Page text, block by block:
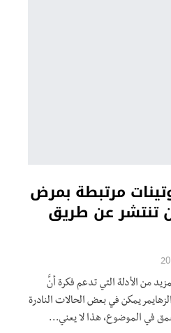
مرتبطة بمرض
تنتشر عن طريق
من الأدلة التي تدعم فكرة أنَّ
يمكن في بعض الحالات النادرة
في الموضوع، هذا لا يعني…